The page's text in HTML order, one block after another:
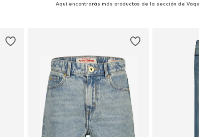
Aquí encontrarás más productos de la sección de